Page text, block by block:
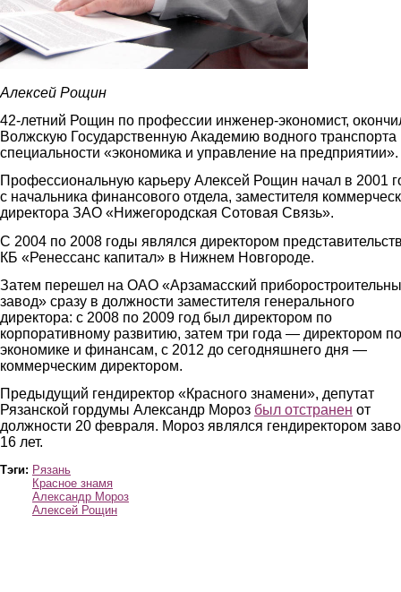
Алексей Рощин
42-летний Рощин по профессии инженер-экономист,
Волжскую Государственную Академию водного транспорта
специальности «экономика и управление на предприятии».
Профессиональную карьеру Алексей Рощин начал в 2001
с начальника финансового отдела, заместителя
директора ЗАО «Нижегородская Cотовая Cвязь».
С 2004 по 2008 годы являлся директором
КБ «Ренессанс капитал» в Нижнем Новгороде.
Затем перешел на ОАО «Арзамасский
завод» сразу в должности заместителя генерального
директора: с 2008 по 2009 год был директором по
корпоративному развитию, затем три года — директором по
экономике и финансам, с 2012 до сегодняшнего дня —
коммерческим директором.
Предыдущий гендиректор «Красного знамени», депутат
Рязанской гордумы Александр Мороз был отстранен от
должности 20 февраля. Мороз являлся гендиректором
16 лет.
Тэги: Рязань
Красное знамя
Александр Мороз
Алексей Рощин